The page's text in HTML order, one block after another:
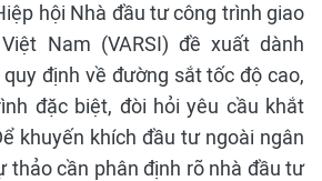
hội Nhà đầu tư công trình giao
Nam (VARSI) đề xuất dành
định về đường sắt tốc độ cao,
đặc biệt, đòi hỏi yêu cầu khắt
khuyến khích đầu tư ngoài ngân
thảo cần phân định rõ nhà đầu tư